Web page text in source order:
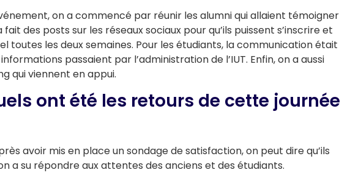
on a commencé par réunir les alumni qui allaient témoigner
des posts sur les réseaux sociaux pour qu’ils puissent s’inscrire et
toutes les deux semaines. Pour les étudiants, la communication était
passaient par l’administration de l’IUT. Enfin, on a aussi
qui viennent en appui.
ont été les retours de cette journée
avoir mis en place un sondage de satisfaction, on peut dire qu’ils
a su répondre aux attentes des anciens et des étudiants.